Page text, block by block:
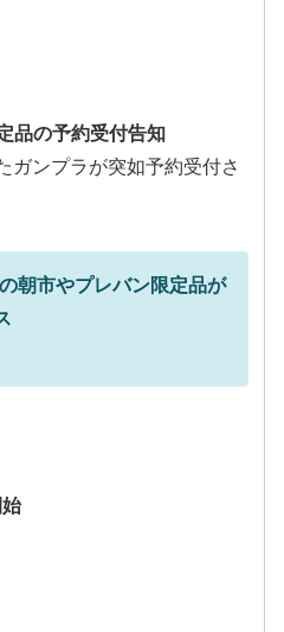
品の予約受付告知
ガンプラが突如予約受付さ
朝市やプレバン限定品が